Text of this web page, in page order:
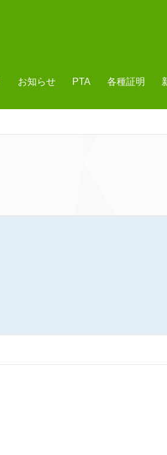
お知らせ PTA 各種証明